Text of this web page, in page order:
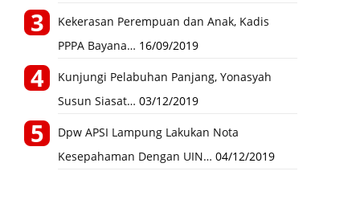
Kekerasan Perempuan dan Anak, Kadis
PPPA Bayana… 16/09/2019
Kunjungi Pelabuhan Panjang, Yonasyah
Susun Siasat… 03/12/2019
Dpw APSI Lampung Lakukan Nota
Kesepahaman Dengan UIN… 04/12/2019